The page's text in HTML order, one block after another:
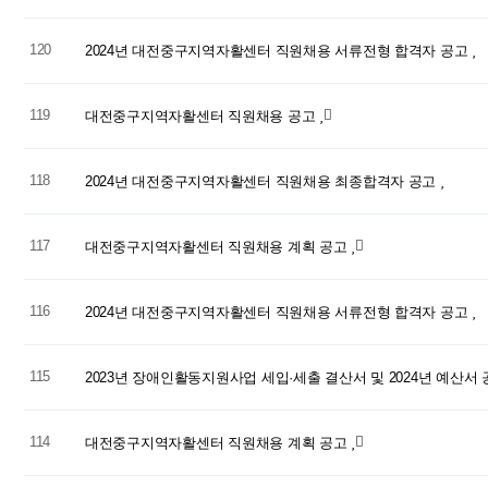
120 2024년 대전중구지역자활센터 직원채용 서류전형 합격자 공고
119 대전중구지역자활센터 직원채용 공고
118 2024년 대전중구지역자활센터 직원채용 최종합격자 공고
117 대전중구지역자활센터 직원채용 계획 공고
116 2024년 대전중구지역자활센터 직원채용 서류전형 합격자 공고
115 2023년 장애인활동지원사업 세입·세출 결산서 및 2024년 예산서
114 대전중구지역자활센터 직원채용 계획 공고